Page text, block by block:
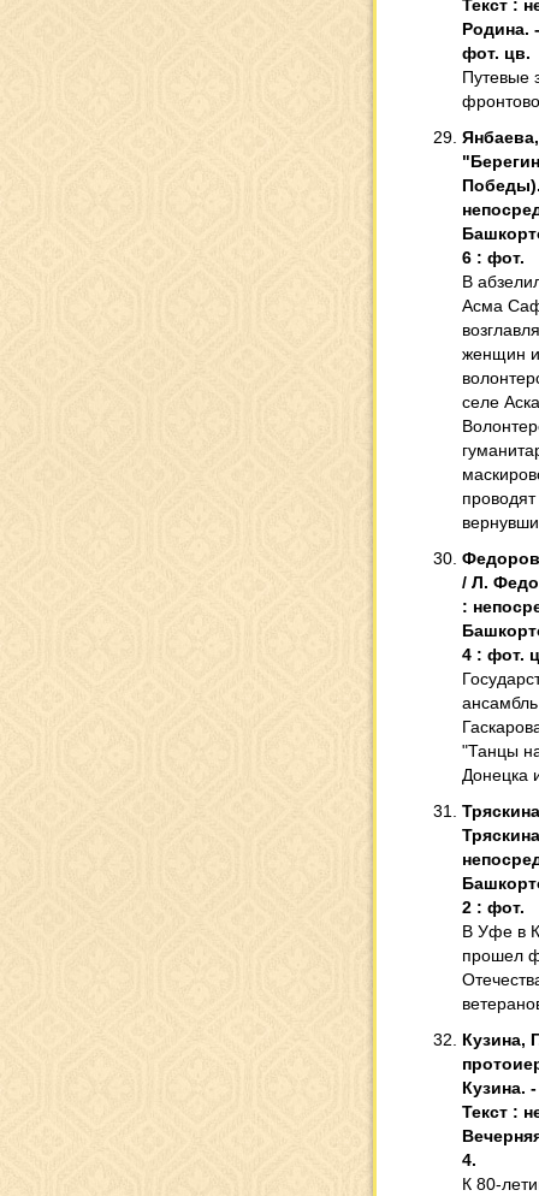
Текст :
Родина.
фот. цв.
Путевые
6 : фот.
В
Асма
женщин и
селе
/ Л.
:
4 : фот.
"Танцы
Донецка
2 : фот.
В Уфе в
прошел
Кузина,
Кузина.
Текст :
4.
К 80-